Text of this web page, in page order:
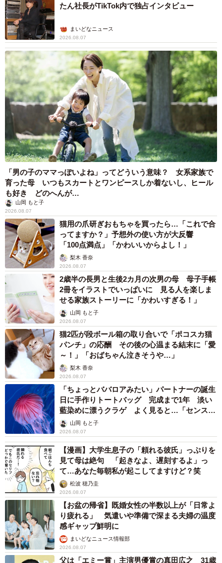
たん社長がTikTok内で独占インタビュー
まいどなニュース
2026.08.07
「男の子のママっぽいよね」ってどういう意味？ 女系家族で
育った母 いつもスカートとワンピースしか着ないし、ヒール
も好き どのへんが…
山岡 もと子
2026.08.07
猫用の爪研ぎおもちゃを買ったら…「これで合
ってますか？」予想外の使い方が大反響
「100点満点」「かわいいからよし！」
梨木 香奈
2026.08.07
2歳半の長男と生後2カ月の次男の母 母子手帳
2冊をイラストでいっぱいに 見る人を楽しま
せる家族ストーリーに「かわいすぎる！」
山岡 もと子
2026.08.07
猫2匹が段ボール箱の取り合いで「ポコスカ猫
パンチ」の応酬 その後の心温まる結末に「愛
～！」「おばちゃん泣きそうや…」
梨木 香奈
2026.08.07
「ちょっとババロアみたい」パートナーの誕生
日に手作りトートバッグ 完成まで1年 淡い
藍染めに漂うクラゲ よく見ると…「センスす
ごい」山岡 もと子
2026.08.07
【漫画】大学生息子の「頼れる彼氏」っぷりを
見て母は絶句 「起きなよ、遅刻するよ」っ
て…あなた毎朝私が起こしてますけど？笑
松波 穂乃圭
2026.08.07
【お盆の帰省】既婚女性の半数以上が「日常よ
り疲れる」 気遣いや準備で深まる夫婦の温度
感ギャップ鮮明に
まいどなニュース情報部
2026.08.07
父は「エミー賞」主演男優賞の真田広之 31歳